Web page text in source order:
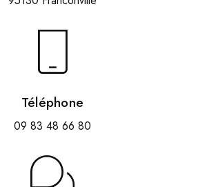
Téléphone
09 83 48 66 80